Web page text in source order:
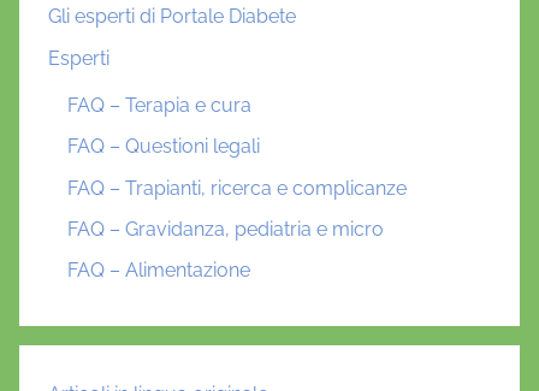
Gli esperti di Portale Diabete
Esperti
FAQ – Terapia e cura
FAQ – Questioni legali
FAQ – Trapianti, ricerca e complicanze
FAQ – Gravidanza, pediatria e micro
FAQ – Alimentazione